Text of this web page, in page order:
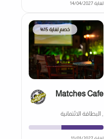
لغاية 14/04/2027
خصم لغاية 15%
Matches Cafe
, البطاقة الائتمانية